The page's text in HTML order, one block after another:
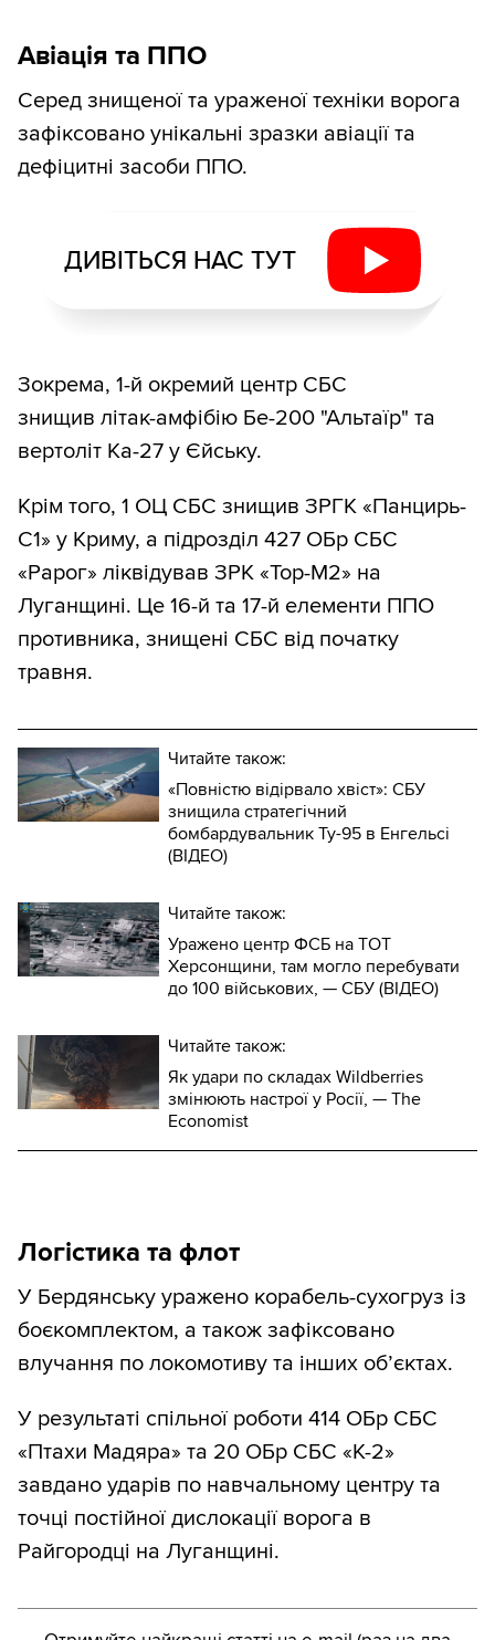
Авіація та ППО
Серед знищеної та ураженої техніки ворога
зафіксовано унікальні зразки авіації та
дефіцитні засоби ППО.
ДИВІТЬСЯ НАС ТУТ
Зокрема, 1-й окремий центр СБС
знищив літак-амфібію Бе-200 "Альтаїр" та
вертоліт Ка-27 у Єйську.
Крім того, 1 ОЦ СБС знищив ЗРГК «Панцирь-
С1» у Криму, а підрозділ 427 ОБр СБС
«Рарог» ліквідував ЗРК «Тор-М2» на
Луганщині. Це 16-й та 17-й елементи ППО
противника, знищені СБС від початку
травня.
Читайте також:
«Повністю відірвало хвіст»: СБУ
знищила стратегічний
бомбардувальник Ту-95 в Енгельсі
(ВІДЕО)
Читайте також:
Уражено центр ФСБ на ТОТ
Херсонщини, там могло перебувати
до 100 військових, — СБУ (ВIДЕО)
Читайте також:
Як удари по складах Wildberries
змінюють настрої у Росії, — The
Economist
Логістика та флот
У Бердянську уражено корабель-сухогруз із
боєкомплектом, а також зафіксовано
влучання по локомотиву та інших об’єктах.
У результаті спільної роботи 414 ОБр СБС
«Птахи Мадяра» та 20 ОБр СБС «К-2»
завдано ударів по навчальному центру та
точці постійної дислокації ворога в
Райгородці на Луганщині.